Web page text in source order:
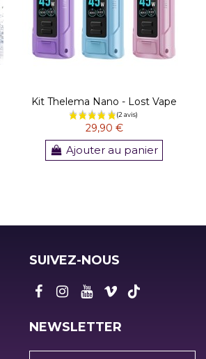
Kit Thelema Nano - Lost Vape
29,90 €
Ajouter au panier
SUIVEZ-NOUS
NEWSLETTER